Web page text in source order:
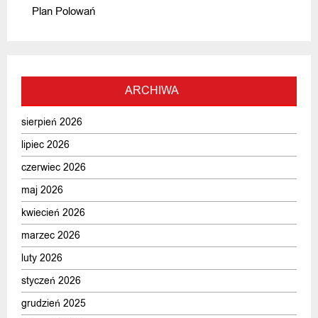
Plan Polowań
ARCHIWA
sierpień 2026
lipiec 2026
czerwiec 2026
maj 2026
kwiecień 2026
marzec 2026
luty 2026
styczeń 2026
grudzień 2025